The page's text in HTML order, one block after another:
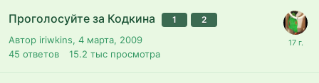
Проголосуйте за Кодкина 1 2
Автор iriwkins, 4 марта, 2009
45 ответов 15.2 тыс просмотра